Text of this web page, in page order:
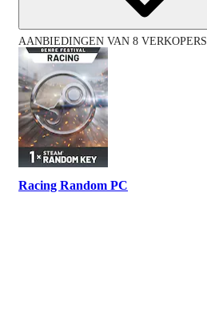
AANBIEDINGEN VAN 8 VERKOPERS
Racing Random PC